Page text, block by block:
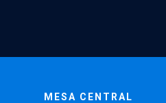
MESA CENTRAL